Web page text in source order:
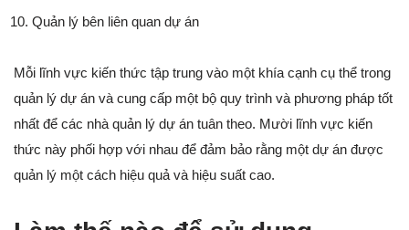
Quản lý bên liên quan dự án
Mỗi lĩnh vực kiến thức tập trung vào một khía cạnh cụ thể trong
quản lý dự án và cung cấp một bộ quy trình và phương pháp tốt
nhất để các nhà quản lý dự án tuân theo. Mười lĩnh vực kiến
thức này phối hợp với nhau để đảm bảo rằng một dự án được
quản lý một cách hiệu quả và hiệu suất cao.